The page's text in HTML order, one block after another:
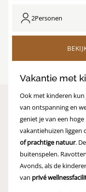
2Personen
Vakantie met
Ook met kinderen
van ontspanning en
geniet je van een
vakantiehuizen liggen
of prachtige natuur.
buitenspelen.
Avonds, als de
van privé